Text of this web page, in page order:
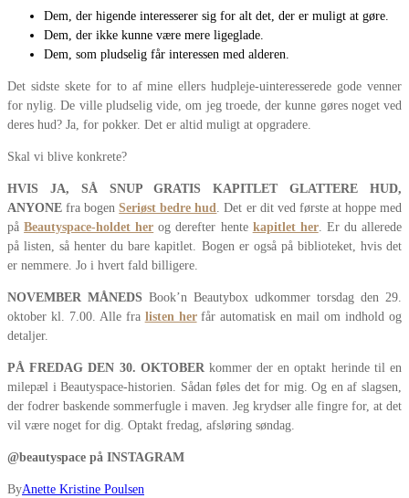
Dem, der higende interesserer sig for alt det, der er muligt at gøre.
Dem, der ikke kunne være mere ligeglade.
Dem, som pludselig får interessen med alderen.
Det sidste skete for to af mine ellers hudpleje-uinteresserede gode venner
for nylig. De ville pludselig vide, om jeg troede, der kunne gøres noget ved
deres hud? Ja, for pokker. Det er altid muligt at opgradere.
Skal vi blive konkrete?
HVIS JA, SÅ SNUP GRATIS KAPITLET GLATTERE HUD,
ANYONE fra bogenSeriøst bedre hud. Det er dit ved første at hoppe med
påBeautyspace-holdet her og derefter hente kapitlet her. Er du allerede
på listen, så henter du bare kapitlet. Bogen er også på biblioteket, hvis det
er nemmere. Jo i hvert fald billigere.
NOVEMBER MÅNEDS Book’n Beautybox udkommer torsdag den 29.
oktober kl. 7.00. Alle fra listen herfår automatisk en mail om indhold og
detaljer.
PÅ FREDAG DEN 30. OKTOBERkommer der en optakt herinde til en
milepæl i Beautyspace-historien. Sådan føles det for mig. Og en af slagsen,
der fodrer baskende sommerfugle i maven. Jeg krydser alle fingre for, at det
vil være noget for dig. Optakt fredag, afsløring søndag.
@beautyspace på INSTAGRAM
ByAnette Kristine Poulsen